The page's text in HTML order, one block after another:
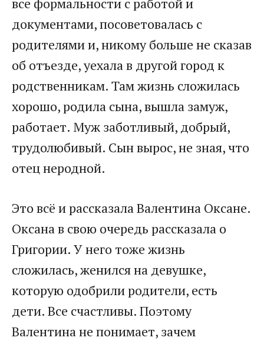
все формальности с работой и
документами, посоветовалась с
родителями и, никому больше не сказав
об отъезде, уехала в другой город к
родственникам. Там жизнь сложилась
хорошо, родила сына, вышла замуж,
работает. Муж заботливый, добрый,
трудолюбивый. Сын вырос, не зная, что
отец неродной.
Это всё и рассказала Валентина Оксане.
Оксана в свою очередь рассказала о
Григории. У него тоже жизнь
сложилась, женился на девушке,
которую одобрили родители, есть
дети. Все счастливы. Поэтому
Валентина не понимает, зачем